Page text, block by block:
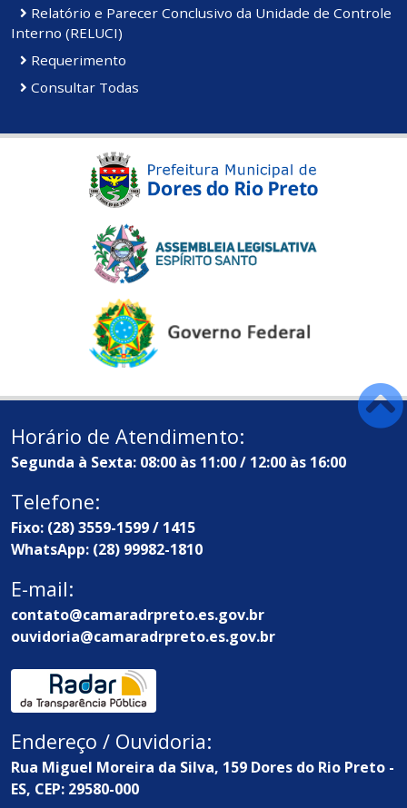
Relatório e Parecer Conclusivo da Unidade de Controle
Interno (RELUCI)
Requerimento
Consultar Todas
Horário de Atendimento:
Segunda à Sexta: 08:00 às 11:00 / 12:00 às 16:00
Telefone:
Fixo: (28) 3559-1599 / 1415
WhatsApp: (28) 99982-1810
E-mail:
contato@camaradrpreto.es.gov.br
ouvidoria@camaradrpreto.es.gov.br
Endereço / Ouvidoria:
Rua Miguel Moreira da Silva, 159 Dores do Rio Preto -
ES, CEP: 29580-000